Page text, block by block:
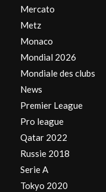
Mercato
Metz
Monaco
Mondial 2026
Mondiale des clubs
News
Premier League
Pro league
Qatar 2022
Russie 2018
Serie A
Tokyo 2020